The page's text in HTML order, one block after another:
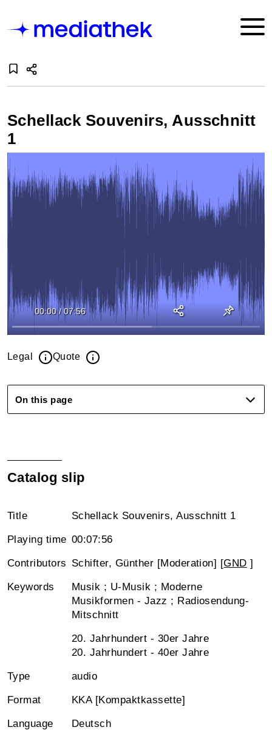
Schellack Souvenirs, Ausschnitt
1
00:00 / 07:56
Legal Quote
On this page
Catalog slip
Title Schellack Souvenirs, Ausschnitt 1
Playing time 00:07:56
Contributors Schifter, Günther [Moderation] [GND ]
Keywords
Musik ; U-Musik ; Moderne
Musikformen - Jazz ; Radiosendung-
Mitschnitt
20. Jahrhundert - 30er Jahre
20. Jahrhundert - 40er Jahre
Type audio
Format KKA [Kompaktkassette]
Language Deutsch